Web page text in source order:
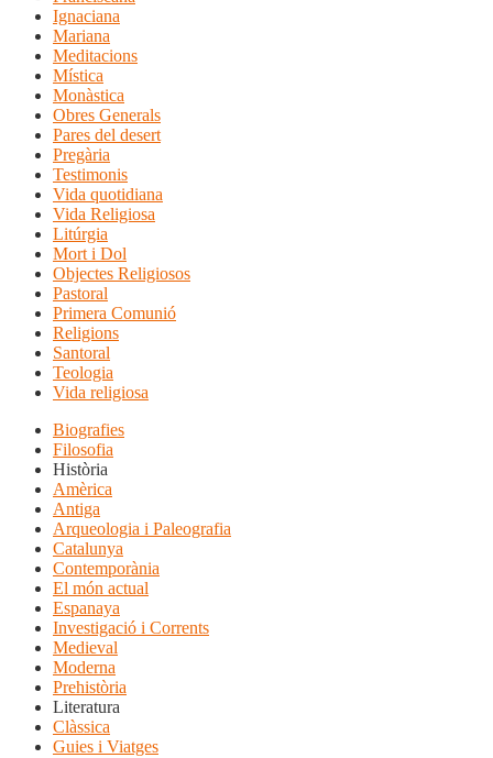
Ignaciana
Mariana
Meditacions
Mística
Monàstica
Obres Generals
Pares del desert
Pregària
Testimonis
Vida quotidiana
Vida Religiosa
Litúrgia
Mort i Dol
Objectes Religiosos
Pastoral
Primera Comunió
Religions
Santoral
Teologia
Vida religiosa
Biografies
Filosofia
Història
Amèrica
Antiga
Arqueologia i Paleografia
Catalunya
Contemporània
El món actual
Espanaya
Investigació i Corrents
Medieval
Moderna
Prehistòria
Literatura
Clàssica
Guies i Viatges